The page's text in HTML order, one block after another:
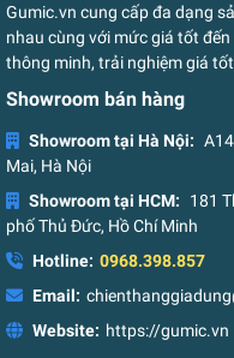
Gumic.vn cung cấp đa dạng
nhau cùng với mức giá tốt
thông minh, trải nghiệm giá tốt
Showroom bán hàng
Showroom tại Hà Nội:
Mai, Hà Nội
Showroom tại HCM:
181
phố Thủ Đức, Hồ Chí Minh
Hotline: 0968.398.857
Email:
Website: https://gumic.vn